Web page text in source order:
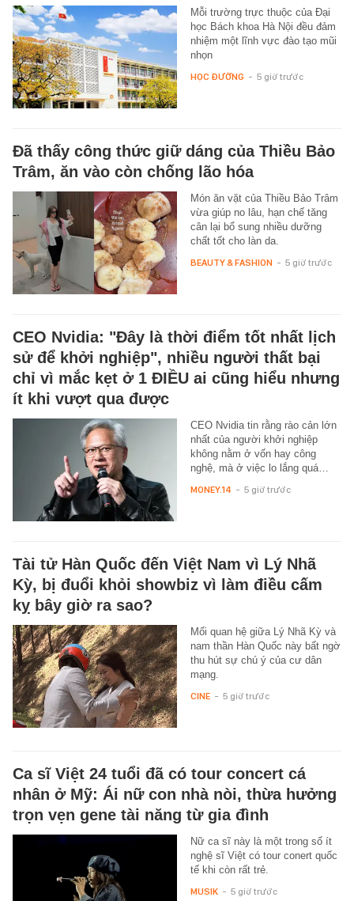
Mỗi trường trực thuộc của Đại
học Bách khoa Hà Nội đều đảm
nhiệm một lĩnh vực đào tạo mũi
nhọn
HỌC ĐƯỜNG - 5 giờ trước
Đã thấy công thức giữ dáng của Thiều Bảo
Trâm, ăn vào còn chống lão hóa
Món ăn vặt của Thiều Bảo Trâm
vừa giúp no lâu, hạn chế tăng
cân lại bổ sung nhiều dưỡng
chất tốt cho làn da.
BEAUTY & FASHION - 5 giờ trước
CEO Nvidia: "Đây là thời điểm tốt nhất lịch
sử để khởi nghiệp", nhiều người thất bại
chỉ vì mắc kẹt ở 1 ĐIỀU ai cũng hiểu nhưng
ít khi vượt qua được
CEO Nvidia tin rằng rào cản lớn
nhất của người khởi nghiệp
không nằm ở vốn hay công
nghệ, mà ở việc lo lắng quá…
MONEY.14 - 5 giờ trước
Tài tử Hàn Quốc đến Việt Nam vì Lý Nhã
Kỳ, bị đuổi khỏi showbiz vì làm điều cấm
kỵ bây giờ ra sao?
Mối quan hệ giữa Lý Nhã Kỳ và
nam thần Hàn Quốc này bất ngờ
thu hút sự chú ý của cư dân
mạng.
CINE - 5 giờ trước
Ca sĩ Việt 24 tuổi đã có tour concert cá
nhân ở Mỹ: Ái nữ con nhà nòi, thừa hưởng
trọn vẹn gene tài năng từ gia đình
Nữ ca sĩ này là một trong số ít
nghệ sĩ Việt có tour conert quốc
tế khi còn rất trẻ.
MUSIK - 5 giờ trước